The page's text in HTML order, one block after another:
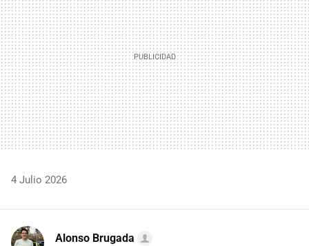
4 Julio 2026
Alonso Brugada